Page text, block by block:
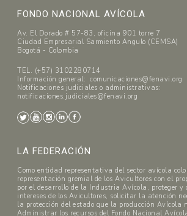
FONDO NACIONAL AVÍCOLA
Av. El Dorado # 57-83, oficina 901 torre 7
Ciudad Empresarial Sarmiento Angulo (CEMSA)
Bogotá - Colombia
TEL. (+57) 3102280714
Información general: comunicaciones@fenavi.org
Notificaciones judiciales o administrativas:
notificaciones.judiciales@fenavi.org
LA FEDERACIÓN
Como entidad representativa del sector avícola
representación gremial de los Avicultores con el
por el desarrollo de la Industria Avícola, proteger y
intereses de los Avicultores, solicitar la atención
la protección del estado que la producción Avícola
Administrar los recursos del Fondo Nacional